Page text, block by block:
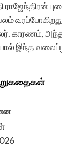
ராஜேந்திரன்
வரப்போகிறது
காரணம்,
இந்த